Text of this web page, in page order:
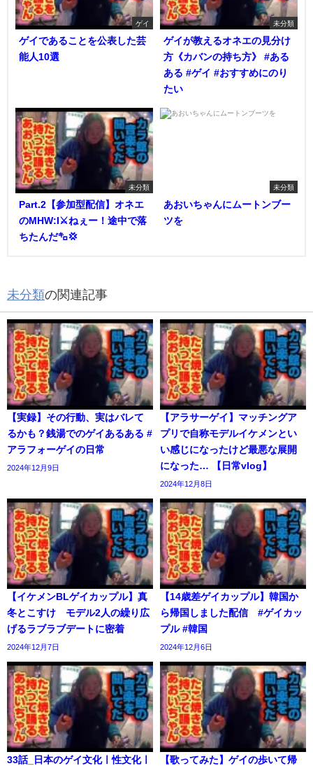
ゲイ
ゲイであることを公表した芸
能人10選
未分類
ゲイが教えるオネエの見分け
方《カバンの持ち方》 #ある
ある #ゲイ #おすすめにのり
たい
未分類
Part.2【参加型配信】オネエ
のMHW:I⚔️ねぇー！途中で落
ちたんだ㌔💢
未分類
あおいちゃんにムートンブー
ツを
未分類の関連記事
【実録】その行動、実はバレて
るかも？銭湯でのゲイあるある #
アラフォーゲイの日常
2024年12月9日
【アラサーゲイ】マッチングア
プリで自称モデルイケメンとい
い感じになったけど最悪な展開
になった… 【日常vlog】
2024年12月8日
【イケメンBLゲイカップル】真
冬とこすけ モデル2人の繰り広
げるラブラブデートに密着
2024年12月7日
【14歳差ゲイカップル】韓国か
ら帰国しました配信 #ゲイカッ
プル #韓国
2024年12月6日
33話_日本のゲイ文化ㅣ性文化ㅣ
【歌ってみた】ゲイの歩いて帰